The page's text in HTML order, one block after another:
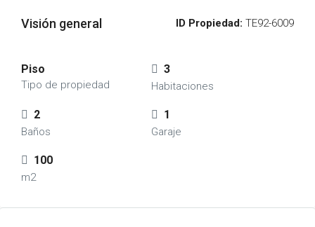
Visión general ID Propiedad: TE92-6009
Piso
Tipo de propiedad
3
Habitaciones
2
Baños
1
Garaje
100
m2